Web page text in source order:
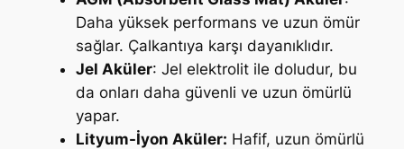
Daha yüksek performans ve uzun ömür
sağlar. Çalkantıya karşı dayanıklıdır.
Jel Aküler: Jel elektrolit ile doludur, bu
da onları daha güvenli ve uzun ömürlü
yapar.
Lityum-İyon Aküler: Hafif, uzun ömürlü